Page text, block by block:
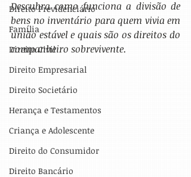
Direito Previdenciário
Família
Direito Civil
Direito Empresarial
Direito Societário
Herança e Testamentos
Criança e Adolescente
Direito do Consumidor
Direito Bancário
Descubra como funciona a divisão de
bens no inventário para quem vivia em
união estável e quais são os direitos do
companheiro sobrevivente.